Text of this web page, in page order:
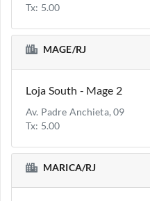
Tx: 5.00
MAGE/RJ
Loja South - Mage 2
Av. Padre Anchieta, 09
Tx: 5.00
MARICA/RJ